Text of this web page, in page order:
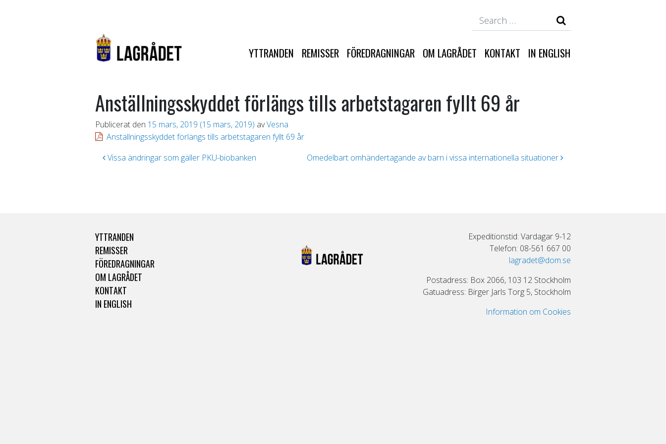
YTTRANDEN REMISSER FÖREDRAGNINGAR OM LAGRÅDET KONTAKT IN ENGLISH
Anställningsskyddet förlängs tills arbetstagaren fyllt 69 år
Publicerat den 15 mars, 2019 (15 mars, 2019) avVesna
Anställningsskyddet förlängs tills arbetstagaren fyllt 69 år
Inläggsnavigering
Vissa ändringar som gäller PKU-biobanken Omedelbart omhändertagande av barn i vissa internationella situationer
YTTRANDEN
REMISSER
FÖREDRAGNINGAR
OM LAGRÅDET
KONTAKT
IN ENGLISH
Expeditionstid: Vardagar 9-12
Telefon: 08-561 667 00
lagradet@dom.se
Postadress: Box 2066, 103 12 Stockholm
Gatuadress: Birger Jarls Torg 5, Stockholm
Information om Cookies